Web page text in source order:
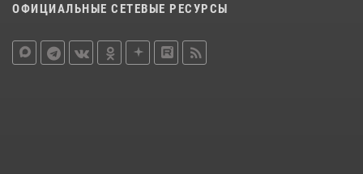
ОФИЦИАЛЬНЫЕ СЕТЕВЫЕ РЕСУРСЫ